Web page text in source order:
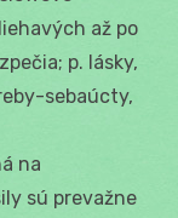
až po
p. lásky,
sebaúcty,
na
sú prevažne